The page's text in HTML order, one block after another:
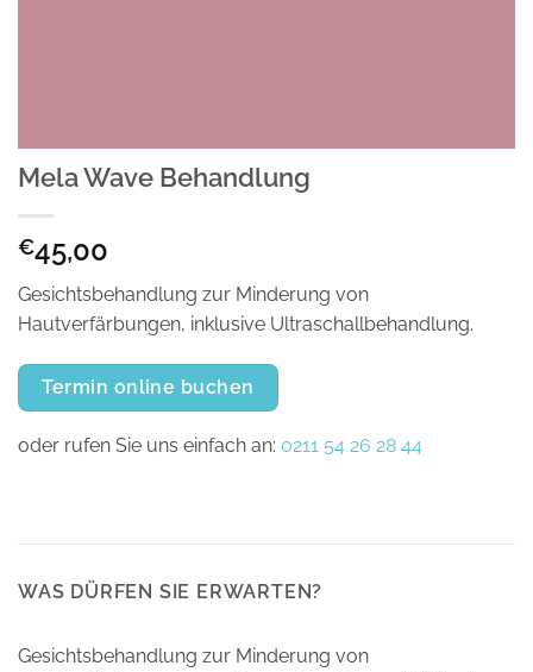
Mela Wave Behandlung
€45,00
Gesichtsbehandlung zur Minderung von
Hautverfärbungen, inklusive Ultraschallbehandlung.
Termin online buchen
oder rufen Sie uns einfach an: 0211 54 26 28 44
WAS DÜRFEN SIE ERWARTEN?
Gesichtsbehandlung zur Minderung von